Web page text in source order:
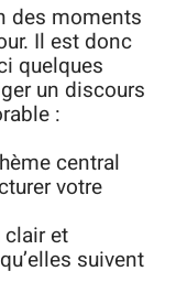
des moments
Il est donc
quelques
un discours
:
central
votre
clair et
suivent